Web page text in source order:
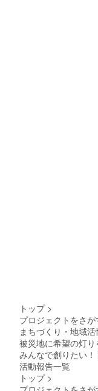
トップ >
プロジェクトをさが
まちづくり・地域
被災地に希望の灯
みんなで創りたい！
活動報告一覧
トップ >